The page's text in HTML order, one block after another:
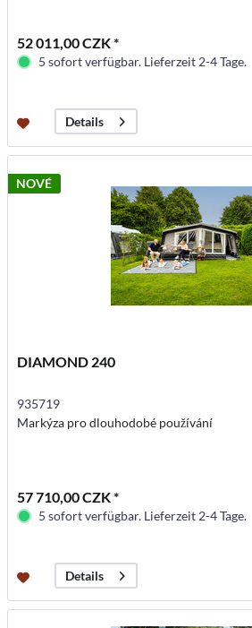
52 011,00 CZK *
5 sofort verfügbar. Lieferzeit 2-4 Tage.
Details
NOVÉ
DIAMOND 240
935719
Markýza pro dlouhodobé používání
57 710,00 CZK *
5 sofort verfügbar. Lieferzeit 2-4 Tage.
Details